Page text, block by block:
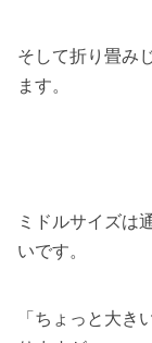
そして折り畳み
ます。
ミドルサイズは
いです。
「ちょっと大き